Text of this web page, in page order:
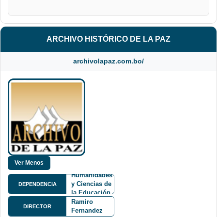
ARCHIVO HISTÓRICO DE LA PAZ
archivolapaz.com.bo/
DEPENDENCIA
Humanidades
y Ciencias de
la Educación
FHCE
DIRECTOR
M.Sc.
Ramiro
Fernandez